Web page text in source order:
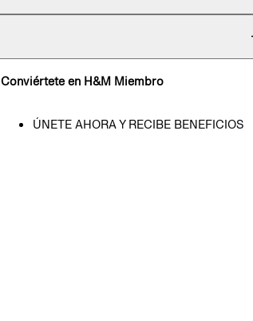
Conviértete en H&M Miembro
ÚNETE AHORA Y RECIBE BENEFICIOS